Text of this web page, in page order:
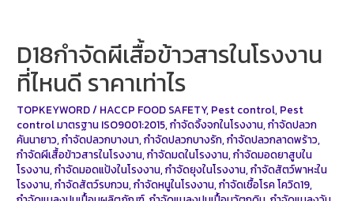
D18กำจัดผีเสื้อข้าวสารในโรงงาน
ที่ไหนดี ราคาเท่าไร
TOPKEYWORD/ HACCP FOOD SAFETY, Pest control, Pest
control มาตรฐาน ISO9001:2015,กำจัดจิ้งจกในโรงงาน,กำจัดปลวก
คันนายาว,กำจัดปลวกบางนา,กำจัดปลวกบางรัก,กำจัดปลวกลาดพร้าว,
กำจัดผีเสื้อข้าวสารในโรงงาน,กำจัดมดในโรงงาน,กำจัดมอดยาสูบใน
โรงงาน,กำจัดมอดแป้งในโรงงาน,กำจัดยุงในโรงงาน,กำจัดสัตว์พาหะใน
โรงงาน,กำจัดสัตว์รบกวน,กำจัดหนูในโรงงาน,กำจัดเชื้อโรค โควิด19,